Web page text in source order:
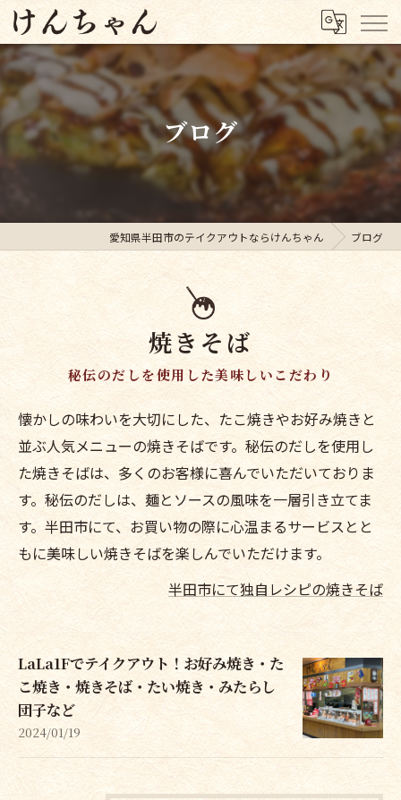
ブログ
愛知県半田市のテイクアウトならけんちゃん ブログ
焼きそば
秘伝のだしを使用した美味しいこだわり
懐かしの味わいを大切にした、たこ焼きやお好み焼きと
並ぶ人気メニューの焼きそばです。秘伝のだしを使用し
た焼きそばは、多くのお客様に喜んでいただいておりま
す。秘伝のだしは、麺とソースの風味を一層引き立てま
す。半田市にて、お買い物の際に心温まるサービスとと
もに美味しい焼きそばを楽しんでいただけます。
半田市にて独自レシピの焼きそば
LaLa1Fでテイクアウト！お好み焼き・た
こ焼き・焼きそば・たい焼き・みたらし
団子など
2024/01/19